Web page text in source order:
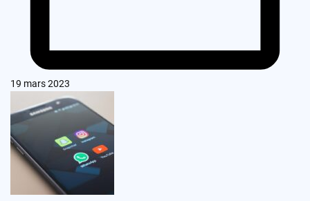
19 mars 2023